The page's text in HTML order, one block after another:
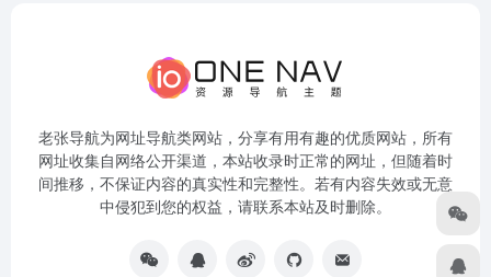
老张导航为网址导航类网站，分享有用有趣的优质网站，所有
网址收集自网络公开渠道，本站收录时正常的网址，但随着时
间推移，不保证内容的真实性和完整性。若有内容失效或无意
中侵犯到您的权益，请联系本站及时删除。